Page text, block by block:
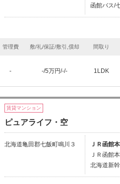
函館バス/
管理費 敷/礼/保証/敷引,償却 間取り
- -/5万円/-/- 1LDK
賃貸マンション
ピュアライフ・空
北海道亀田郡七飯町鳴川３
ＪＲ函館
ＪＲ函館
北海道新